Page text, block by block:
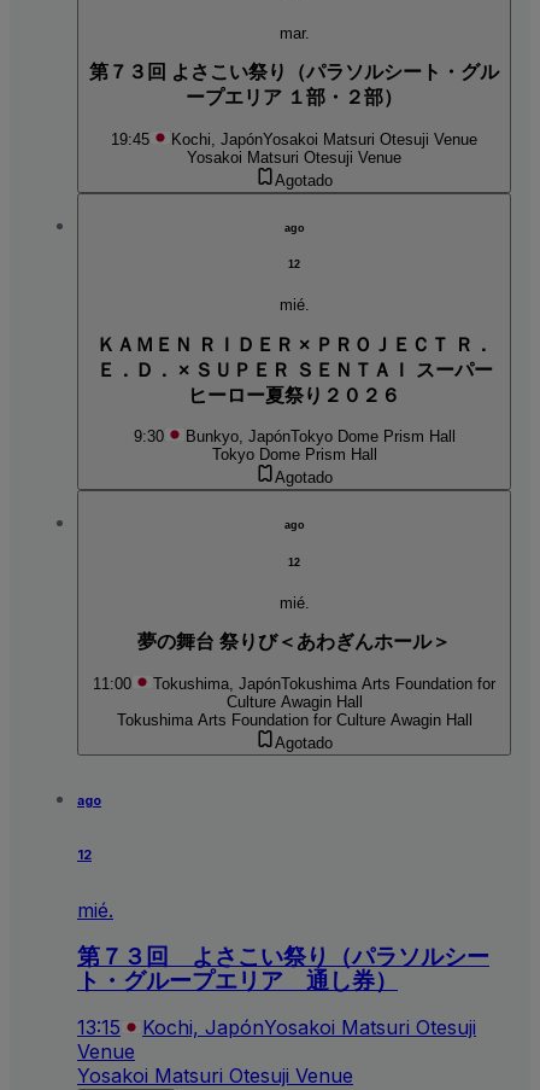
mar.
第７３回 よさこい祭り（パラソルシート・グル
ープエリア １部・２部）
19:45 Kochi, JapónYosakoi Matsuri Otesuji Venue
Yosakoi Matsuri Otesuji Venue
Agotado
ago
12
mié.
ＫＡＭＥＮ ＲＩＤＥＲ × ＰＲＯＪＥＣＴ Ｒ．
Ｅ．Ｄ． × ＳＵＰＥＲ ＳＥＮＴＡＩ スーパー
ヒーロー夏祭り２０２６
9:30 Bunkyo, JapónTokyo Dome Prism Hall
Tokyo Dome Prism Hall
Agotado
ago
12
mié.
夢の舞台 祭りび＜あわぎんホール＞
11:00 Tokushima, JapónTokushima Arts Foundation for
Culture Awagin Hall
Tokushima Arts Foundation for Culture Awagin Hall
Agotado
ago
12
mié.
第７３回 よさこい祭り（パラソルシー
ト・グループエリア 通し券）
13:15 Kochi, JapónYosakoi Matsuri Otesuji
Venue
Yosakoi Matsuri Otesuji Venue